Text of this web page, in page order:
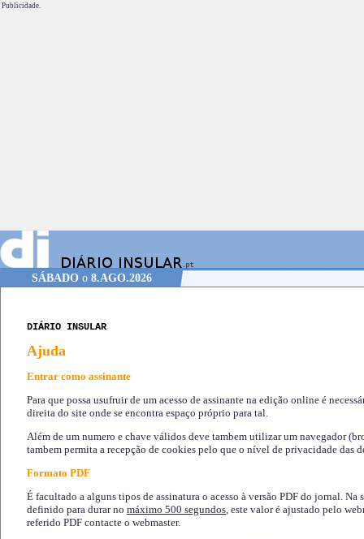
Publicidade.
SÁBADOo 8.AGO.2026
DIÁRIO INSULAR
Ajuda
Entrar como assinante
Para que possa usufruir de um acesso de assinante na edição online é
direita do site onde se encontra espaço próprio para tal.
Além de um numero e chave válidos deve tambem utilizar um navegador
tambem permita a recepção de cookies pelo que o nível de privacidade das
Formato PDF
É facultado a alguns tipos de assinatura o acesso à versão PDF do jornal. Na
definido para durar no máximo 500 segundos, este valor é ajustado pelo
referido PDF contacte o webmaster.